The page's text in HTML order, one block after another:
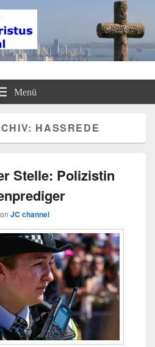
Jesus Christus
Kanal
Menü
HASSREDE
Stelle: Polizistin
JC channel